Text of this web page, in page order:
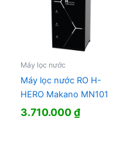
Máy lọc nước
Máy lọc nước RO H-
HERO Makano MN101
3.710.000₫